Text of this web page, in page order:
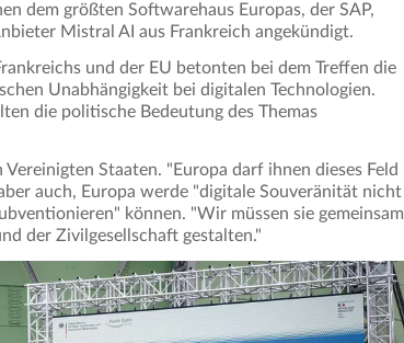
dem größten Softwarehaus Europas, der SAP,
Mistral AI aus Frankreich angekündigt.
und der EU betonten bei dem Treffen die
Unabhängigkeit bei digitalen Technologien.
die politische Bedeutung des Themas
Staaten. "Europa darf ihnen dieses Feld
auch, Europa werde "digitale Souveränität nicht
können. "Wir müssen sie gemeinsam
der Zivilgesellschaft gestalten."